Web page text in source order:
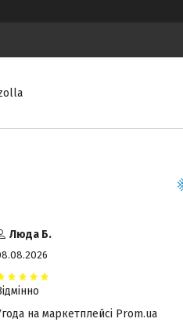
Люда Б.
на маркетплейсі Prom.ua